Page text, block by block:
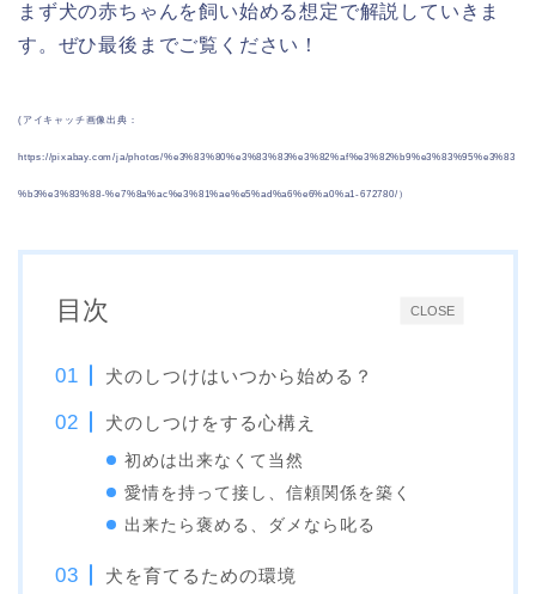
まず犬の赤ちゃんを飼い始める想定で解説していきま
す。ぜひ最後までご覧ください！
(アイキャッチ画像出典：
https://pixabay.com/ja/photos/%e3%83%80%e3%83%83%e3%82%af%e3%82%b9%e3%83%95%e3%83
%b3%e3%83%88-%e7%8a%ac%e3%81%ae%e5%ad%a6%e6%a0%a1-672780/）
CLOSE
目次
犬のしつけはいつから始める？
犬のしつけをする心構え
初めは出来なくて当然
愛情を持って接し、信頼関係を築く
出来たら褒める、ダメなら叱る
犬を育てるための環境